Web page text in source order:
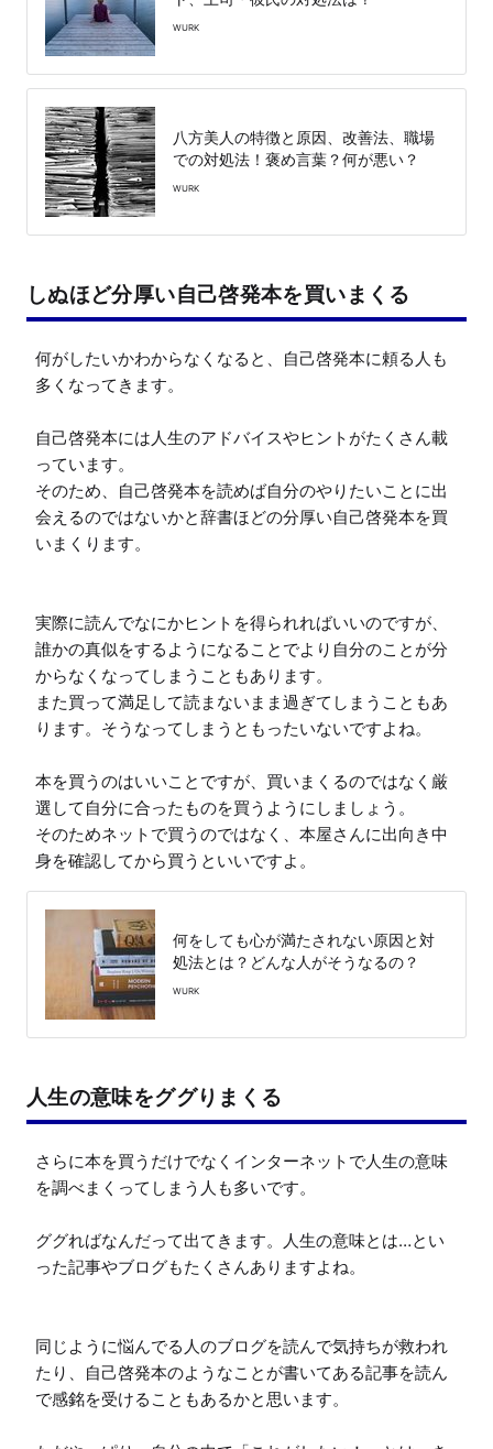
WURK
八方美人の特徴と原因、改善法、職場
での対処法！褒め言葉？何が悪い？
WURK
しぬほど分厚い自己啓発本を買いまくる
何がしたいかわからなくなると、自己啓発本に頼る人も
多くなってきます。
自己啓発本には人生のアドバイスやヒントがたくさん載
っています。
そのため、自己啓発本を読めば自分のやりたいことに出
会えるのではないかと辞書ほどの分厚い自己啓発本を買
いまくります。
実際に読んでなにかヒントを得られればいいのですが、
誰かの真似をするようになることでより自分のことが分
からなくなってしまうこともあります。
また買って満足して読まないまま過ぎてしまうこともあ
ります。そうなってしまうともったいないですよね。
本を買うのはいいことですが、買いまくるのではなく厳
選して自分に合ったものを買うようにしましょう。
そのためネットで買うのではなく、本屋さんに出向き中
身を確認してから買うといいですよ。
何をしても心が満たされない原因と対
処法とは？どんな人がそうなるの？
WURK
人生の意味をググりまくる
さらに本を買うだけでなくインターネットで人生の意味
を調べまくってしまう人も多いです。
ググればなんだって出てきます。人生の意味とは…とい
った記事やブログもたくさんありますよね。
同じように悩んでる人のブログを読んで気持ちが救われ
たり、自己啓発本のようなことが書いてある記事を読ん
で感銘を受けることもあるかと思います。